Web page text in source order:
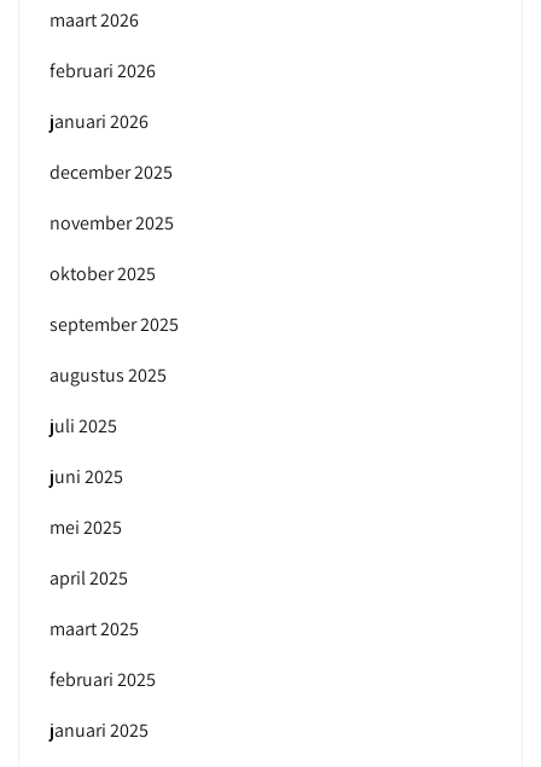
maart 2026
februari 2026
januari 2026
december 2025
november 2025
oktober 2025
september 2025
augustus 2025
juli 2025
juni 2025
mei 2025
april 2025
maart 2025
februari 2025
januari 2025